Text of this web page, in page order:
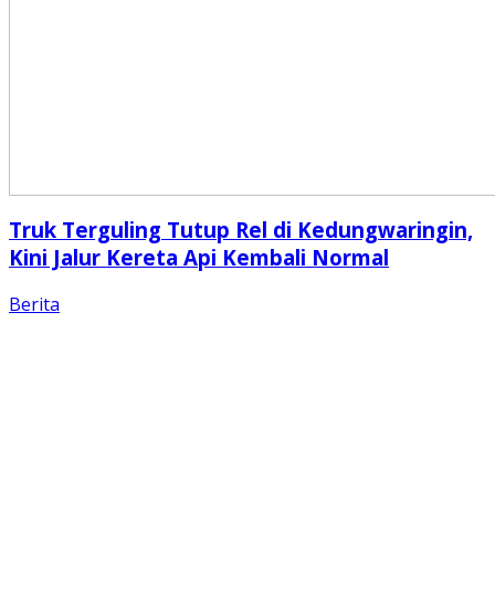
Truk Terguling Tutup Rel di Kedungwaringin,
Kini Jalur Kereta Api Kembali Normal
Berita